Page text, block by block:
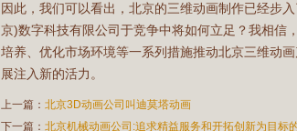
因此，我们可以看出，北京的三维动画制作已经步
京)数字科技有限公司于竞争中将如何立足？我相信
培养、优化市场环境等一系列措施推动北京三维动
展注入新的活力。
上一篇： 北京3D动画公司叫迪莫塔动画
下一篇： 北京机械动画公司:追求精益服务和开拓创新为目标